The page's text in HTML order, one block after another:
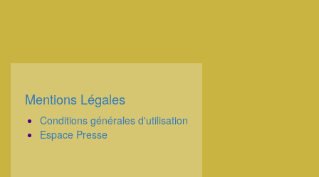
Corps
Mentions Légales
Conditions générales d'utilisation
Espace Presse